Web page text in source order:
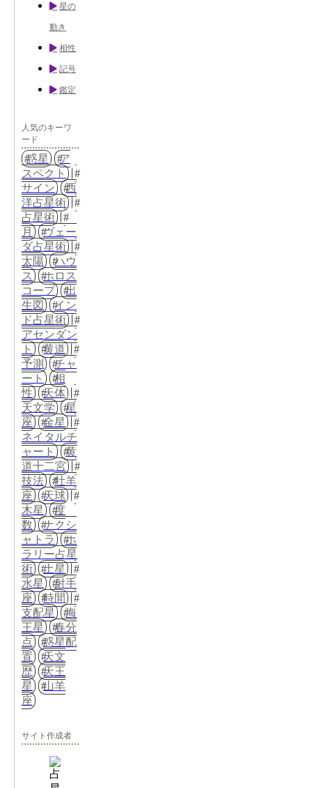
星の
動き
相性
記号
鑑定
人気のキーワ
ード
惑星
ア
スペクト
サイン
西
洋占星術
占星術
月
ヴェー
ダ占星術
太陽
ハウ
ス
ホロス
コープ
出
生図
イン
ド占星術
アセンダン
ト
黄道
予測
チャ
ート
相
性
天体
天文学
星
座
金星
ネイタルチ
ャート
黄
道十二宮
技法
牡羊
座
天球
木星
度
数
ナクシ
ャトラ
ホ
ラリー占星
術
土星
水星
射手
座
時間
支配星
海
王星
春分
点
惑星配
置
天文
歴
天王
星
山羊
座
サイト作成者